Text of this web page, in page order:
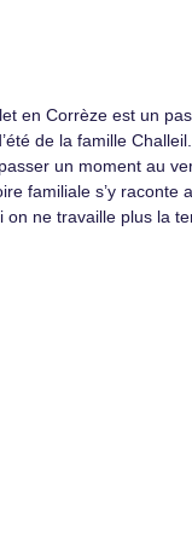
en Corrèze est un
de la famille
un moment au
familiale s’y raconte
on ne travaille plus la